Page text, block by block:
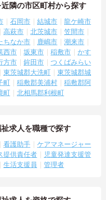
おり、急変時の対応や専門的
負担が減ります
が1対1で相談しやすく、初任
専門性を高められます
減！＞
セント以上と高く、急なシフ
くい人員体制です
のケアを行うため、月平均の
なり少なめに抑えられます
となるシフト編成が組まれて
ションを維持できます
ャリア形成が可能です
隣の市区町村から探す
石岡市 結城市
龍ケ崎市
高萩市 北茨城市
笠間市
ちなか市 鹿嶋市
潮来市
西市 坂東市 稲敷市
かす
方市 鉾田市
つくばみらい
東茨城郡大洗町
東茨城郡城
町 稲敷郡美浦村
稲敷郡阿
町 北相馬郡利根町
求人を職種で探す
看護助手
ケアマネージャー
提供責任者
児童発達支援管
生活支援員 管理者